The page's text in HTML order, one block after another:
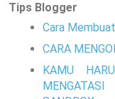
Tips Blogger
Cara
CARA
KAMU